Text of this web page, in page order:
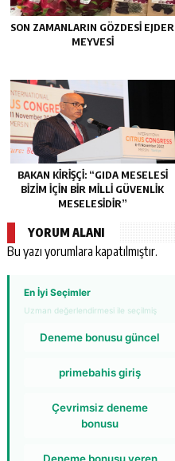
SON ZAMANLARIN GÖZDESİ EJDER
MEYVESİ
BAKAN KİRİŞÇİ: “GIDA MESELESİ
BİZİM İÇİN BİR MİLLİ GÜVENLİK
MESELESİDİR”
YORUM ALANI
Bu yazı yorumlara kapatılmıştır.
En İyi Seçimler
Uzman değerlendirmesi ile seçilmiş
Deneme bonusu güncel
primebahis giriş
Çevrimsiz deneme
bonusu